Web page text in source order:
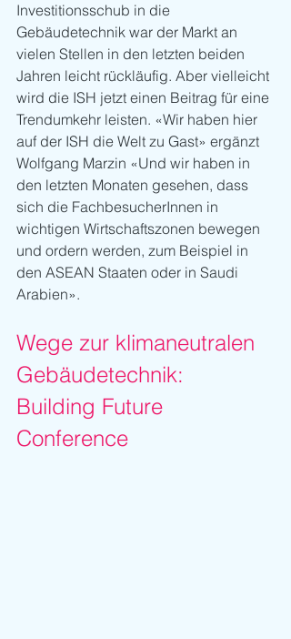
Investitionsschub in die
Gebäudetechnik war der Markt an
vielen Stellen in den letzten beiden
Jahren leicht rückläufig. Aber vielleicht
wird die ISH jetzt einen Beitrag für eine
Trendumkehr leisten. «Wir haben hier
auf der ISH die Welt zu Gast» ergänzt
Wolfgang Marzin «Und wir haben in
den letzten Monaten gesehen, dass
sich die FachbesucherInnen in
wichtigen Wirtschaftszonen bewegen
und ordern werden, zum Beispiel in
den ASEAN Staaten oder in Saudi
Arabien».
Wege zur klimaneutralen
Gebäudetechnik:
Building Future
Conference